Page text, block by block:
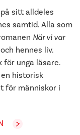
på sitt alldeles
samtid. Alla som
När vi var
hennes liv.
för unga läsare.
historisk
för människor i